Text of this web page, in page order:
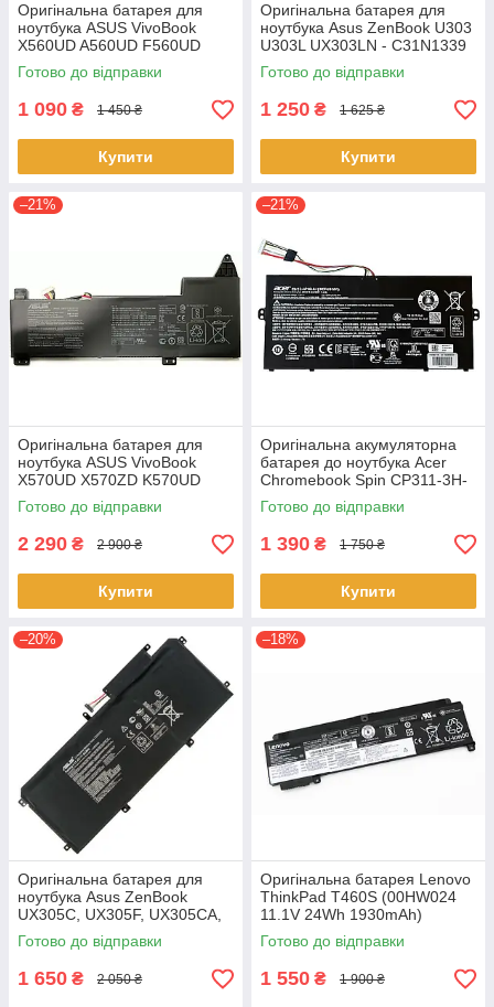
Оригінальна батарея для
ноутбука ASUS VivoBook
X560UD A560UD F560UD
K560UD R562UD - A31N1730
Готово до відправки
1 090 ₴ 1 450 ₴
Купити
Оригінальна батарея для
ноутбука Asus ZenBook U303
U303L UX303LN - C31N1339
(+11.31 V 50Wh) АКБ
Готово до відправки
1 250 ₴ 1 625 ₴
Купити
–21%
Оригінальна батарея для
ноутбука ASUS VivoBook
X570UD X570ZD K570UD
K570ZD R570UD R570ZD
F570UD - B31N1723
Готово до відправки
2 290 ₴ 2 900 ₴
Купити
–21%
Оригінальна акумуляторна
батарея до ноутбука Acer
Chromebook Spin CP311-3H-
K2RJ CP311-2H-C679 CP513-
1HL CP513-1H - AP16L8J
Готово до відправки
1 390 ₴ 1 750 ₴
Купити
–20%
Оригінальна батарея для
ноутбука Asus ZenBook
UX305C, UX305F, UX305CA,
UX305FA - C31N1411 (+11.4 V
45Wh) АКБ
Готово до відправки
1 650 ₴ 2 050 ₴
–18%
Оригінальна батарея Lenovo
ThinkPad T460S (00HW024
11.1V 24Wh 1930mAh)
Акумулятор, АКБ для
ноутбука
Готово до відправки
1 550 ₴ 1 900 ₴